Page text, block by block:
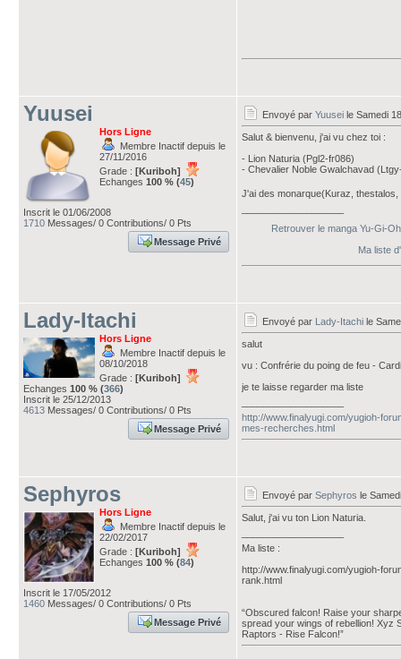
Yuusei
Hors Ligne
Membre Inactif depuis le
27/11/2016
Grade : [Kuriboh]
Echanges 100 % (45)
Inscrit le 01/06/2008
1710 Messages/ 0 Contributions/ 0 Pts
Message Privé
Envoyé par Yuusei le Samedi
Salut & bienvenu, j'ai vu chez toi :
- Lion Naturia (Pgl2-fr086)
- Chevalier Noble Gwalchavad
J'ai des monarque(Kuraz,
Retrouver le manga Yu-Gi-
Ma liste
Lady-Itachi
Hors Ligne
Membre Inactif depuis le
08/10/2018
Grade : [Kuriboh]
Echanges 100 % (366)
Inscrit le 25/12/2013
4613 Messages/ 0 Contributions/ 0 Pts
Message Privé
Envoyé par Lady-Itachi le
salut
vu : Confrérie du poing de feu -
je te laisse regarder ma liste
http://www.finalyugi.com/yugioh-
mes-recherches.html
Sephyros
Hors Ligne
Membre Inactif depuis le
22/02/2017
Grade : [Kuriboh]
Echanges 100 % (84)
Inscrit le 17/05/2012
1460 Messages/ 0 Contributions/ 0 Pts
Message Privé
Envoyé par Sephyros le
Salut, j'ai vu ton Lion Naturia.
Ma liste :
http://www.finalyugi.com/yugioh-
rank.html
“Obscured falcon! Raise your
spread your wings of rebellion! Xyz
Raptors - Rise Falcon!”